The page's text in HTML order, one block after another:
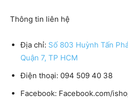
Thông tin liên hệ
Địa chỉ: Số 803 Huỳnh Tấn
Quận 7, TP HCM
Điện thoại: 094 509 40 38
Facebook: Facebook.com/